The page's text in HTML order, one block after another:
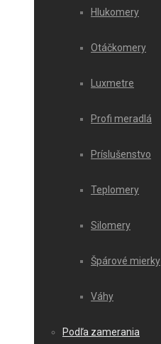
Hlukomery
Otáčkomery
Luxmetre
Profi meradlá
Príslušenstvo
Teplomery
Silomery
Špárové mierky
Váhy
Podľa zamerania